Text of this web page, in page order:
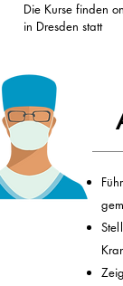
Die Kurse finden
in Dresden statt